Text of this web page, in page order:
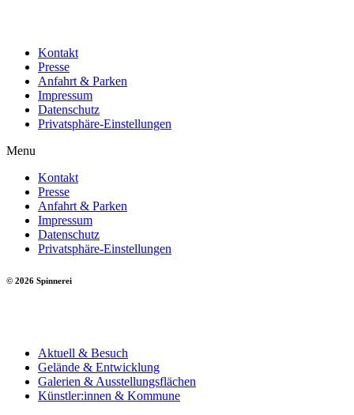
Kontakt
Presse
Anfahrt & Parken
Impressum
Datenschutz
Privatsphäre-Einstellungen
Menu
Kontakt
Presse
Anfahrt & Parken
Impressum
Datenschutz
Privatsphäre-Einstellungen
© 2026 Spinnerei
Aktuell & Besuch
Gelände & Entwicklung
Galerien & Ausstellungsflächen
Künstler:innen & Kommune